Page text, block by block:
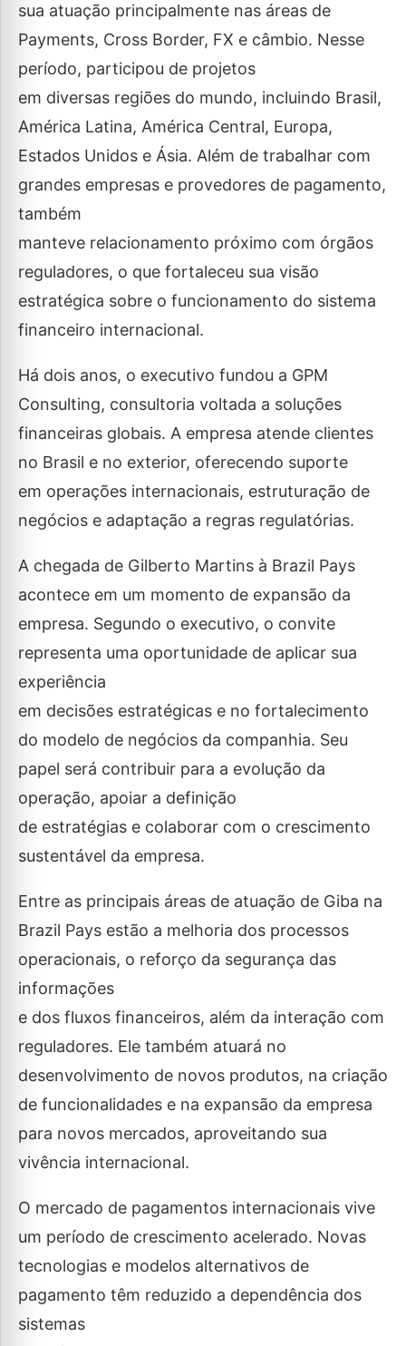
sua atuação principalmente nas áreas de
Payments, Cross Border, FX e câmbio. Nesse
período, participou de projetos
em diversas regiões do mundo, incluindo Brasil,
América Latina, América Central, Europa,
Estados Unidos e Ásia. Além de trabalhar com
grandes empresas e provedores de pagamento,
também
manteve relacionamento próximo com órgãos
reguladores, o que fortaleceu sua visão
estratégica sobre o funcionamento do sistema
financeiro internacional.
Há dois anos, o executivo fundou a GPM
Consulting, consultoria voltada a soluções
financeiras globais. A empresa atende clientes
no Brasil e no exterior, oferecendo suporte
em operações internacionais, estruturação de
negócios e adaptação a regras regulatórias.
A chegada de Gilberto Martins à Brazil Pays
acontece em um momento de expansão da
empresa. Segundo o executivo, o convite
representa uma oportunidade de aplicar sua
experiência
em decisões estratégicas e no fortalecimento
do modelo de negócios da companhia. Seu
papel será contribuir para a evolução da
operação, apoiar a definição
de estratégias e colaborar com o crescimento
sustentável da empresa.
Entre as principais áreas de atuação de Giba na
Brazil Pays estão a melhoria dos processos
operacionais, o reforço da segurança das
informações
e dos fluxos financeiros, além da interação com
reguladores. Ele também atuará no
desenvolvimento de novos produtos, na criação
de funcionalidades e na expansão da empresa
para novos mercados, aproveitando sua
vivência internacional.
O mercado de pagamentos internacionais vive
um período de crescimento acelerado. Novas
tecnologias e modelos alternativos de
pagamento têm reduzido a dependência dos
sistemas